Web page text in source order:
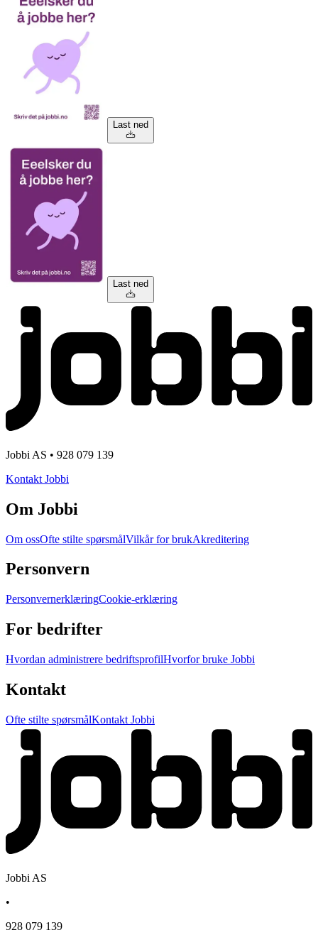
Last ned
Last ned
Jobbi AS • 928 079 139
Kontakt Jobbi
Om Jobbi
Om ossOfte stilte spørsmålVilkår for brukAkreditering
Personvern
PersonvernerklæringCookie-erklæring
For bedrifter
Hvordan administrere bedriftsprofilHvorfor bruke Jobbi
Kontakt
Ofte stilte spørsmålKontakt Jobbi
Jobbi AS
•
928 079 139